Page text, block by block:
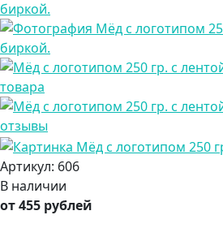
Артикул: 606
В наличии
от 455 рублей